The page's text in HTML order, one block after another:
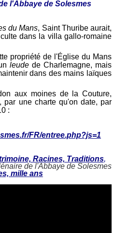
l'Abbaye de Solesmes
du Mans, Saint Thuribe aurait,
dans la villa gallo-romaine
propriété de l'Église du Mans
leudede Charlemagne, mais
dans des mains laïques
aux moines de la Couture,
par une charte qu'on date, par
:
FR/entree.php?js=1
Racines, Traditions,
de l'Abbaye de Solesmes
mille ans